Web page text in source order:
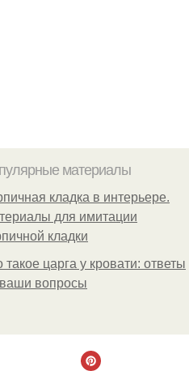
материалы
кладка в интерьере.
для имитации
кладки
такое царга у кровати: ответы
вопросы